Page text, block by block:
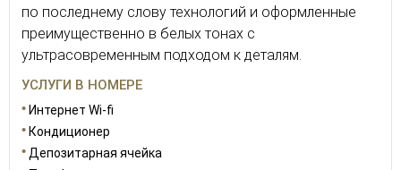
по последнему слову технологий и оформленные
преимущественно в белых тонах с
ультрасовременным подходом к деталям.
УСЛУГИ В НОМЕРЕ
Интернет Wi-fi
Кондиционер
Депозитарная ячейка